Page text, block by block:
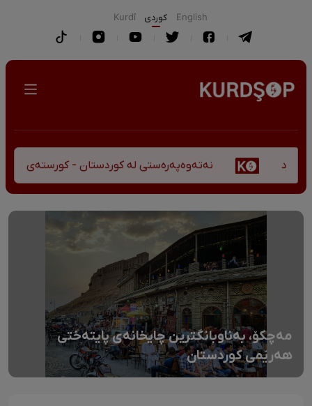
English كوردی Kurdî
نەتەوەپەرەستی لە کوردستان - کورستەی پێشڤەچوونی
مەچکۆ، بەناوبانگترین چایخانەی پایتەختی
هەرێمی کوردستان